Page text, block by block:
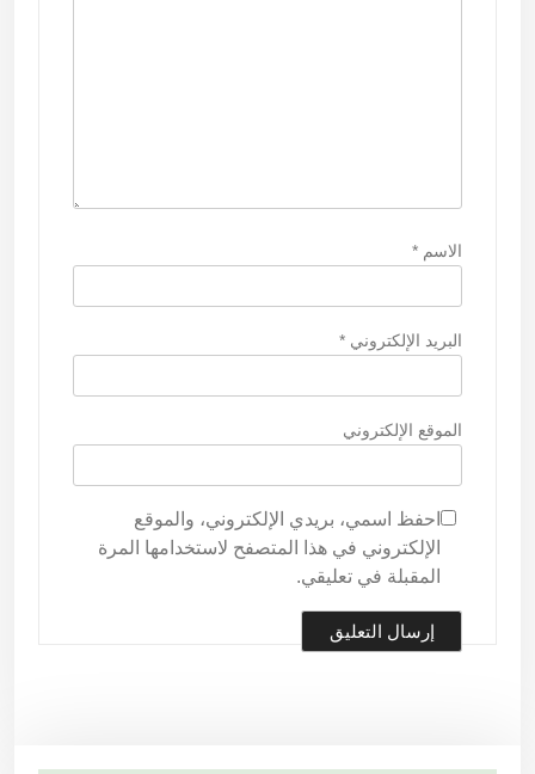
الاسم *
البريد الإلكتروني *
الموقع الإلكتروني
احفظ اسمي، بريدي الإلكتروني، والموقع
الإلكتروني في هذا المتصفح لاستخدامها المرة
المقبلة في تعليقي.